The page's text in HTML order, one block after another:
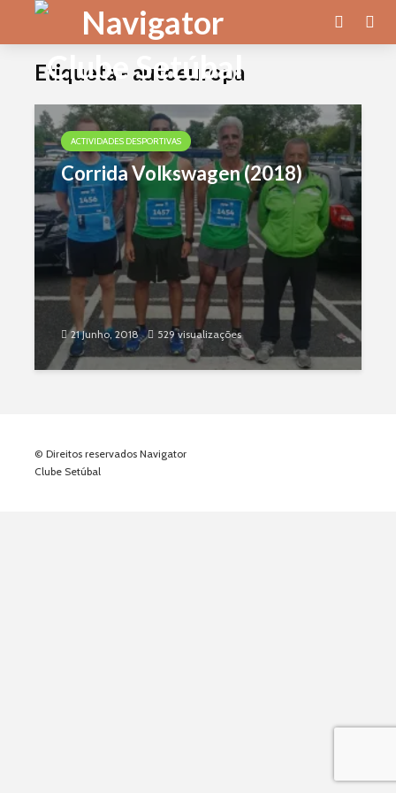
Etiqueta - autoeuropa
ACTIVIDADES DESPORTIVAS
Corrida Volkswagen (2018)
21 Junho, 2018 529 visualizações
© Direitos reservados Navigator
Clube Setúbal